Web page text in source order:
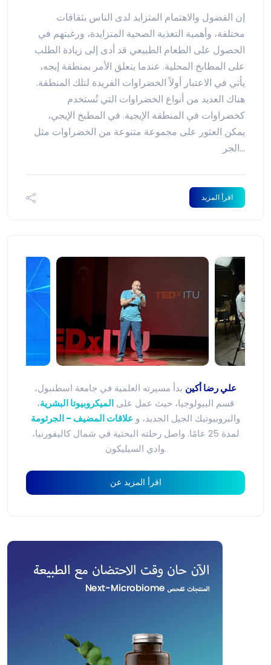
إن الفضول والاهتمام المتزايد لدى الناس بثقافات
مختلفة، وأهمية التغذية الصحية المتزايدة، ورغبتهم في
الحصول على الطعام الطبيعي قد أدى إلى زيادة الطلب
على المطابخ المحلية. عندما يتعلق الأمر بمنطقة إيجه،
يأتي في الاعتبار أولاً الخضراوات الفريدة لتلك المنطقة.
هناك العديد من أنواع الخضراوات التي تُستخدم
كخضراوات في المنطقة الإيجية. في المطبخ الإيجي،
يمكن العثور على مجموعة متنوعة من الخضراوات مثل
الجر...
اقرأ المزيد
علي رضا أكين بدأ مسيرته العلمية في جامعة اسطنبول،
قسم البيولوجيا، حيث عمل على الميكروبيوتا البشرية،
والبروبيوتيك الجيل الجديد، و علاقات المضيف - الجرثومة
لمدة 25 عامًا. واصل رحلته البحثية في شمال كاليفورنيا،
وادي السيليكون.
اقرأ المزيد عن